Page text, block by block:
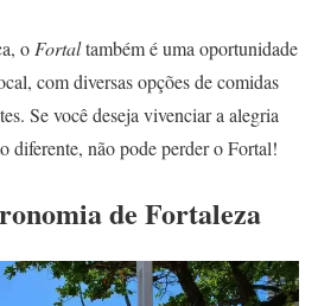
o Fortaltambém é uma oportunidade
com diversas opções de comidas
Se você deseja vivenciar a alegria
diferente, não pode perder o Fortal!
de Fortaleza